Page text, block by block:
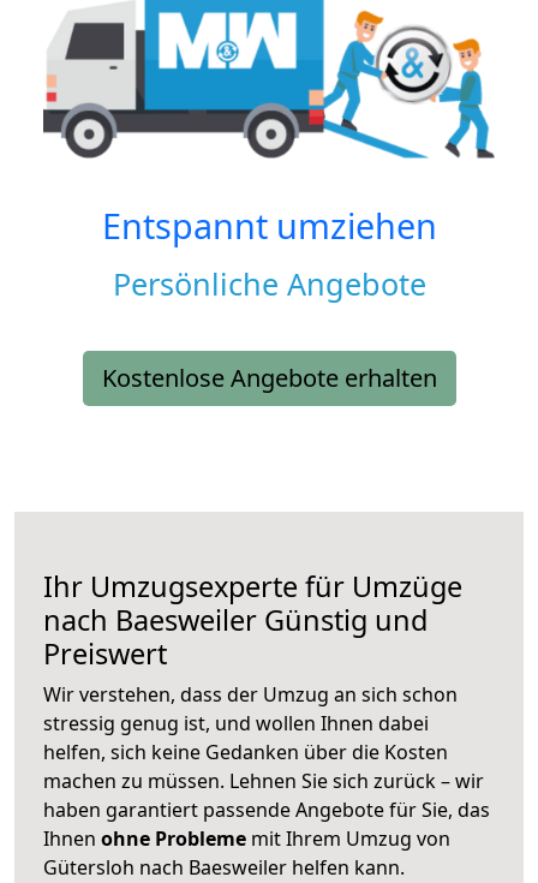
Entspannt umziehen
Persönliche Angebote
Kostenlose Angebote erhalten
Ihr Umzugsexperte für Umzüge
nach Baesweiler Günstig und
Preiswert
Wir verstehen, dass der Umzug an sich schon
stressig genug ist, und wollen Ihnen dabei
helfen, sich keine Gedanken über die Kosten
machen zu müssen. Lehnen Sie sich zurück – wir
haben garantiert passende Angebote für Sie, das
Ihnen ohne Probleme mit Ihrem Umzug von
Gütersloh nach Baesweiler helfen kann.